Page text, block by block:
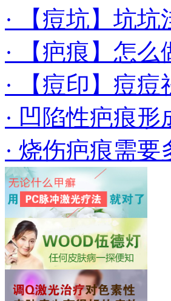
· 【痘坑】坑坑
· 【疤痕】怎么
· 【痘印】痘痘
· 凹陷性疤痕形
· 烧伤疤痕需要